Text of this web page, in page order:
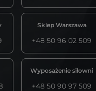
Sklep Warszawa
+48 50 96 02 509
Wyposażenie siłowni
+48 50 90 97 509